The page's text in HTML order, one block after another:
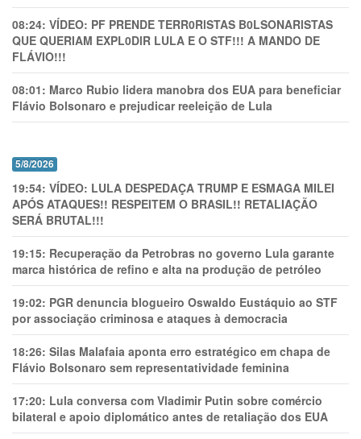
08:24: VÍDEO: PF PRENDE TERR0RlSTAS B0LSONARlSTAS
QUE QUERIAM EXPL0DlR LULA E O STF!!! A MANDO DE
FLÁVIO!!!
08:01: Marco Rubio lidera manobra dos EUA para beneficiar
Flávio Bolsonaro e prejudicar reeleição de Lula
5/8/2026
19:54: VÍDEO: LULA DESPEDAÇA TRUMP E ESMAGA MILEI
APÓS ATAQUES!! RESPEITEM O BRASIL!! RETALIAÇÃO
SERÁ BRUTAL!!!
19:15: Recuperação da Petrobras no governo Lula garante
marca histórica de refino e alta na produção de petróleo
19:02: PGR denuncia blogueiro Oswaldo Eustáquio ao STF
por associação criminosa e ataques à democracia
18:26: Silas Malafaia aponta erro estratégico em chapa de
Flávio Bolsonaro sem representatividade feminina
17:20: Lula conversa com Vladimir Putin sobre comércio
bilateral e apoio diplomático antes de retaliação dos EUA